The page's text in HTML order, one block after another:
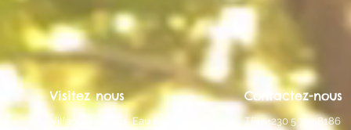
Visitez nous
Village Bananes, Eau Bleue,
Contactez-nous
TEL: +230 5 732 8186